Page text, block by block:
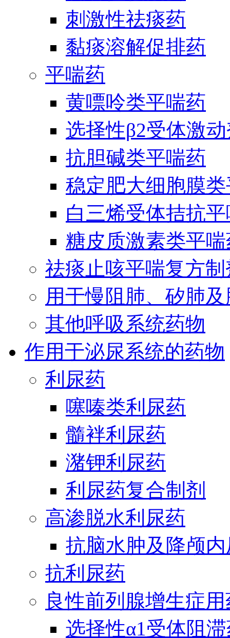
刺激性祛痰药
黏痰溶解促排药
平喘药
黄嘌呤类平喘药
选择性β2受体激
抗胆碱类平喘药
稳定肥大细胞膜
白三烯受体拮抗
糖皮质激素类平
祛痰止咳平喘复方制
用于慢阻肺、矽肺
其他呼吸系统药物
作用于泌尿系统的药物
利尿药
噻嗪类利尿药
髓袢利尿药
潴钾利尿药
利尿药复合制剂
高渗脱水利尿药
抗脑水肿及降颅
抗利尿药
良性前列腺增生症
选择性α1受体阻